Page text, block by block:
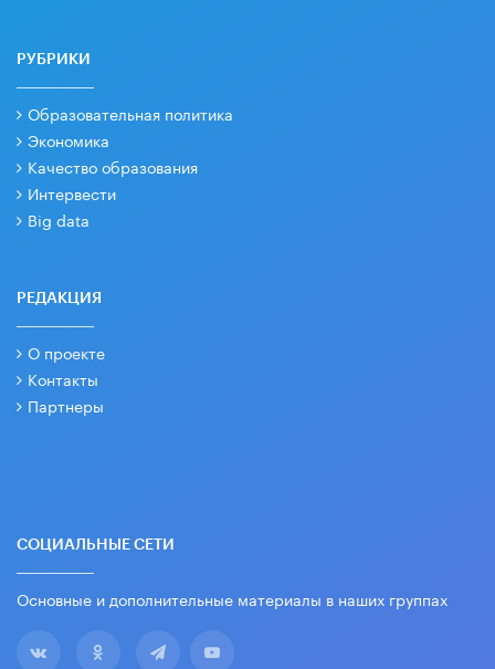
РУБРИКИ
Образовательная политика
Экономика
Качество образования
Интервести
Big data
РЕДАКЦИЯ
О проекте
Контакты
Партнеры
СОЦИАЛЬНЫЕ СЕТИ
Основные и дополнительные материалы в наших группах